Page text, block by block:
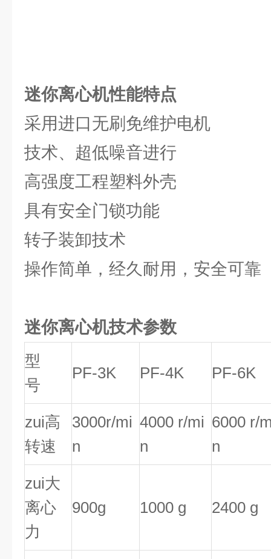
迷你离心机性能特点
采用进口无刷免维护电机
技术、超低噪音进行
高强度工程塑料外壳
具有安全门锁功能
转子装卸技术
操作简单，经久耐用，安全可靠
迷你离心机技术参数
型
号
PF-3K PF-4K PF-6K
zui高
转速
3000r/mi
n
4000 r/mi
n
6000 r/
n
zui大
离心
力
900g 1000 g 2400 g